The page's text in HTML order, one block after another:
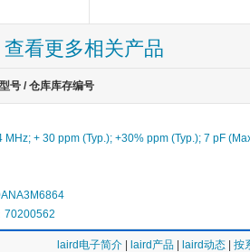
查看更多相关产品
号 / 仓库库存编号
MHz; + 30 ppm (Typ.); +30% ppm (Typ.); 7 pF
70200562
laird电子简介 laird产品 laird动态
按